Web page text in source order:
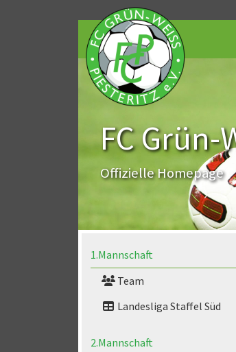
FC Grün-
Offizielle Homepage
1.Mannschaft
Team
Landesliga Staffel Süd
2.Mannschaft